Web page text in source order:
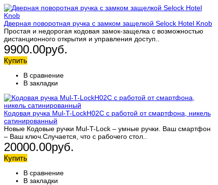
Дверная поворотная ручка с замком защелкой Selock Hotel Knob
Простая и недорогая кодовая замок-защелка с возможностью
дистанционного открытия и управления доступ..
9900.00руб.
Купить
В сравнение
В закладки
Кодовая ручка Mul-T-LockH02C с работой от смартфона, никель
сатинированный
Новые Кодовые ручки Mul-T-Lock – умные ручки. Ваш смартфон
– Ваш ключ.Случается, что с рабочего стол..
20000.00руб.
Купить
В сравнение
В закладки